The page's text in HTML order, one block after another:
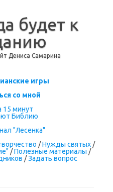
будет к
Дениса Самарина
игры
со мной
15 минут
Библию
"Лесенка"
/Нужды святых /
/Полезные материалы /
/Задать вопрос